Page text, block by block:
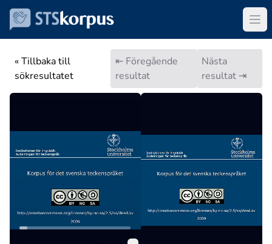
« Tillbaka till
sökresultatet
⇤ Föregående
resultat
Nästa
resultat ⇥